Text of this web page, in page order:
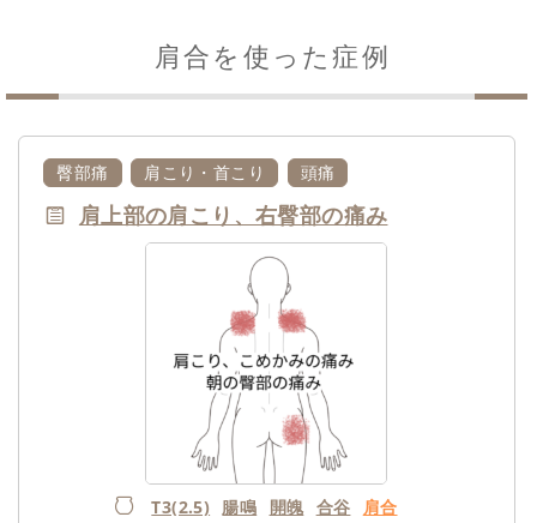
肩合を使った症例
臀部痛 肩こり・首こり 頭痛
肩上部の肩こり、右臀部の痛み
T3(2.5) 腸鳴 開魄 合谷 肩合